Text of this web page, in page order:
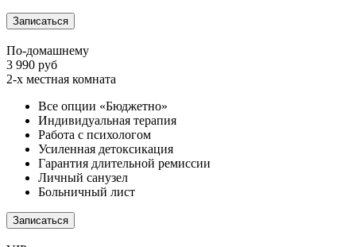
Записаться
По-домашнему
3 990 руб
2-х местная комната
Все опции «Бюджетно»
Индивидуальная терапия
Работа с психологом
Усиленная детоксикация
Гарантия длительной ремиссии
Личный санузел
Больничный лист
Записаться